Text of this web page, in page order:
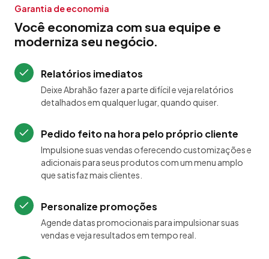
Garantia de economia
Você economiza com sua equipe e
moderniza seu negócio.
Relatórios imediatos
Deixe Abrahão fazer a parte difícil e veja relatórios
detalhados em qualquer lugar, quando quiser.
Pedido feito na hora pelo próprio cliente
Impulsione suas vendas oferecendo customizações e
adicionais para seus produtos com um menu amplo
que satisfaz mais clientes.
Personalize promoções
Agende datas promocionais para impulsionar suas
vendas e veja resultados em tempo real.